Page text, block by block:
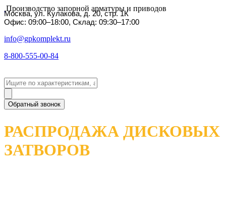
Производство запорной арматуры и приводов
Москва, ул. Кулакова, д. 20, стр. 1К
Офис: 09:00–18:00, Склад: 09:30–17:00
info@gpkomplekt.ru
8-800-555-00-84
Обратный звонок
РАСПРОДАЖА ДИСКОВЫХ
ЗАТВОРОВ